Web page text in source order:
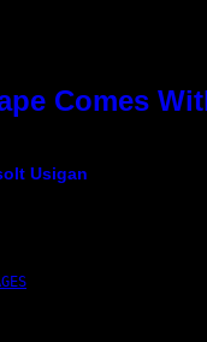
Comes
Usigan